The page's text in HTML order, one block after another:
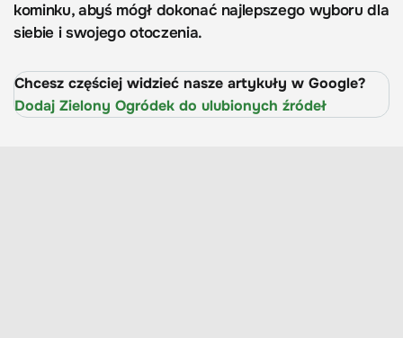
kominku, abyś mógł dokonać najlepszego wyboru dla
siebie i swojego otoczenia.
Chcesz częściej widzieć nasze artykuły w Google?
Dodaj Zielony Ogródek do ulubionych źródeł